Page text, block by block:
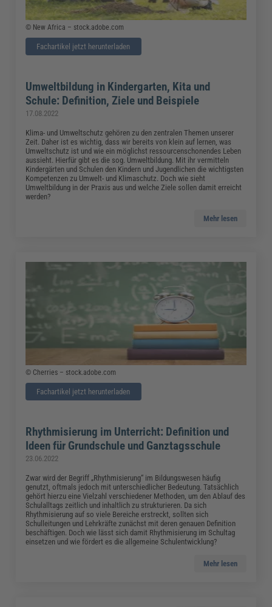
© New Africa – stock.adobe.com
Fachartikel jetzt herunterladen
Umweltbildung in Kindergarten, Kita und
Schule: Definition, Ziele und Beispiele
17.08.2022
Klima- und Umweltschutz gehören zu den zentralen Themen unserer
Zeit. Daher ist es wichtig, dass wir bereits von klein auf lernen, was
Umweltschutz ist und wie ein möglichst ressourcenschonendes Leben
aussieht. Hierfür gibt es die sog. Umweltbildung. Mit ihr vermitteln
Kindergärten und Schulen den Kindern und Jugendlichen die wichtigsten
Kompetenzen zu Umwelt- und Klimaschutz. Doch wie sieht
Umweltbildung in der Praxis aus und welche Ziele sollen damit erreicht
werden?
Mehr lesen
© Cherries – stock.adobe.com
Fachartikel jetzt herunterladen
Rhythmisierung im Unterricht: Definition und
Ideen für Grundschule und Ganztagsschule
23.06.2022
Zwar wird der Begriff „Rhythmisierung“ im Bildungswesen häufig
genutzt, oftmals jedoch mit unterschiedlicher Bedeutung. Tatsächlich
gehört hierzu eine Vielzahl verschiedener Methoden, um den Ablauf des
Schulalltags zeitlich und inhaltlich zu strukturieren. Da sich
Rhythmisierung auf so viele Bereiche erstreckt, sollten sich
Schulleitungen und Lehrkräfte zunächst mit deren genauen Definition
beschäftigen. Doch wie lässt sich damit Rhythmisierung im Schultag
einsetzen und wie fördert es die allgemeine Schulentwicklung?
Mehr lesen